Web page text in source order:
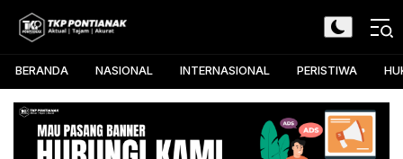
TKP Pontianak
Aktual, Tajam, dan Akurat
BERANDA NASIONAL INTERNASIONAL PERISTIWA